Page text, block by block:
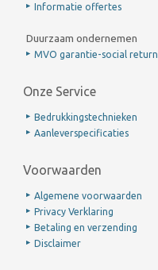
Informatie offertes
Duurzaam ondernemen
MVO garantie-social return
Onze Service
Bedrukkingstechnieken
Aanleverspecificaties
Voorwaarden
Algemene voorwaarden
Privacy Verklaring
Betaling en verzending
Disclaimer